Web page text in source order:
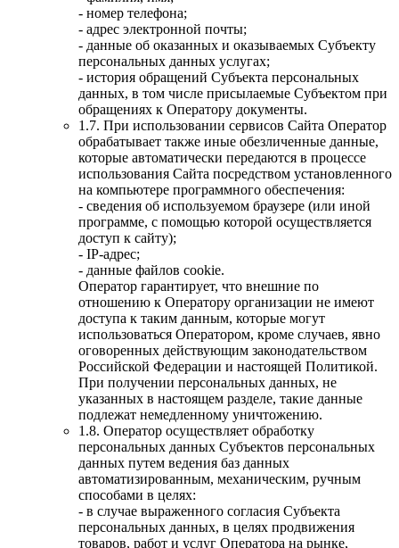
- номер телефона;
- адрес электронной почты;
- данные об оказанных и оказываемых Субъекту
персональных данных услугах;
- история обращений Субъекта персональных
данных, в том числе присылаемые Субъектом при
обращениях к Оператору документы.
1.7. При использовании сервисов Сайта Оператор
обрабатывает также иные обезличенные данные,
которые автоматически передаются в процессе
использования Сайта посредством установленного
на компьютере программного обеспечения:
- сведения об используемом браузере (или иной
программе, с помощью которой осуществляется
доступ к сайту);
- IP-адрес;
- данные файлов cookie.
Оператор гарантирует, что внешние по
отношению к Оператору организации не имеют
доступа к таким данным, которые могут
использоваться Оператором, кроме случаев, явно
оговоренных действующим законодательством
Российской Федерации и настоящей Политикой.
При получении персональных данных, не
указанных в настоящем разделе, такие данные
подлежат немедленному уничтожению.
1.8. Оператор осуществляет обработку
персональных данных Субъектов персональных
данных путем ведения баз данных
автоматизированным, механическим, ручным
способами в целях:
- в случае выраженного согласия Субъекта
персональных данных, в целях продвижения
товаров, работ и услуг Оператора на рынке,